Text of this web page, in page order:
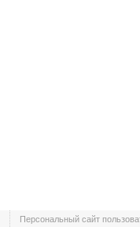
Персональный сайт